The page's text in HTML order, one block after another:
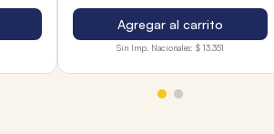
Agregar al carrito
Sin Imp. Nacionales: $ 13.351